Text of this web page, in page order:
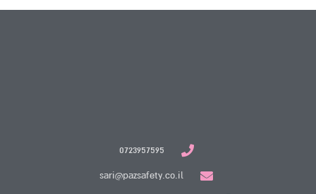
0723957595
sari@pazsafety.co.il